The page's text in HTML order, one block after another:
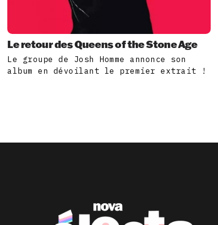
Le retour des Queens of the Stone Age
Le groupe de Josh Homme annonce son
album en dévoilant le premier extrait !